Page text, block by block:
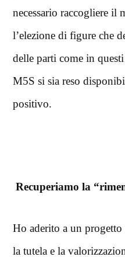
necessario raccogliere il
l’elezione di figure che
delle parti come in
M5S si sia reso
positivo.
Recuperiamo la
Ho aderito a un
la tutela e la